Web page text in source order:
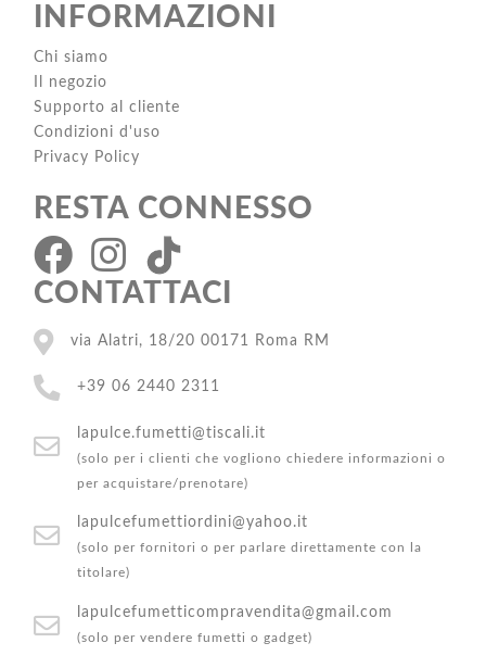
INFORMAZIONI
Chi siamo
Il negozio
Supporto al cliente
Condizioni d'uso
Privacy Policy
RESTA CONNESSO
CONTATTACI
via Alatri, 18/20 00171 Roma RM
+39 06 2440 2311
lapulce.fumetti@tiscali.it
(solo per i clienti che vogliono chiedere informazioni o
per acquistare/prenotare)
lapulcefumettiordini@yahoo.it
(solo per fornitori o per parlare direttamente con la
titolare)
lapulcefumetticompravendita@gmail.com
(solo per vendere fumetti o gadget)